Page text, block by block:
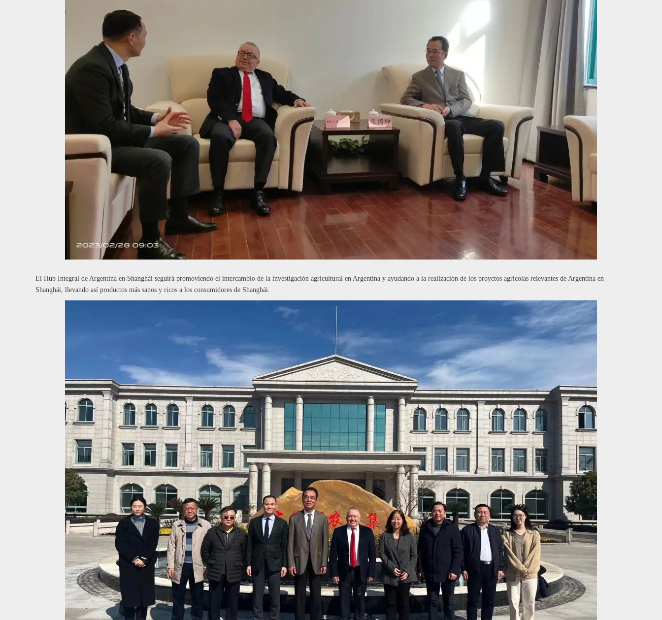
El Hub Integral de Argentina en Shanghái seguirá promoviendo el intercambio de la investigación agricultural en Argentina y ayudando a la realización de los proyctos agrícolas relevantes de Argentina en
Shanghái, llevando así productos más sanos y ricos a los consumidores de Shanghái.